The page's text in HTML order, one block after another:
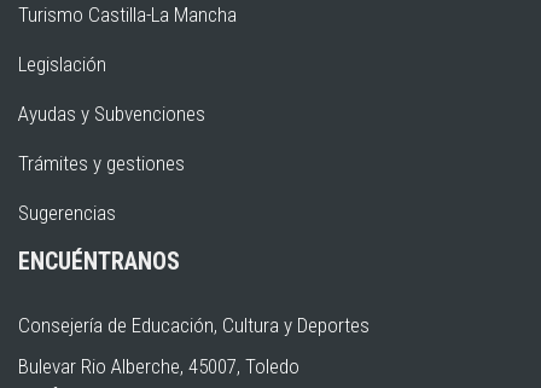
Turismo Castilla-La Mancha
Legislación
Ayudas y Subvenciones
Trámites y gestiones
Sugerencias
ENCUÉNTRANOS
Consejería de Educación, Cultura y Deportes
Bulevar Rio Alberche, 45007, Toledo